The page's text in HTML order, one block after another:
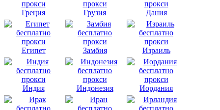
Греция Грузия Дания
Египет Замбия Израиль
Индия Индонезия Иордания